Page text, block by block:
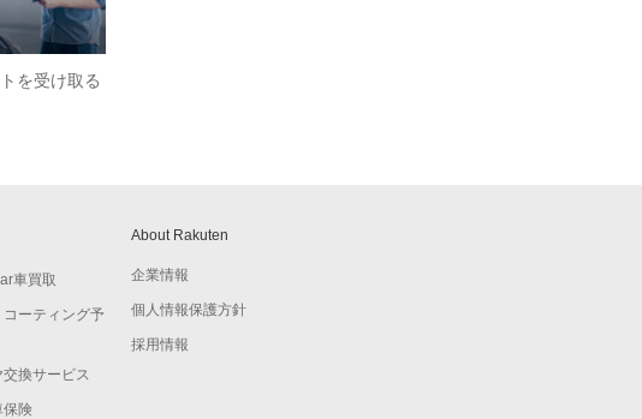
を受け取る
車買取
コーティング予
交換サービス
保険
About Rakuten
企業情報
個人情報保護方針
採用情報